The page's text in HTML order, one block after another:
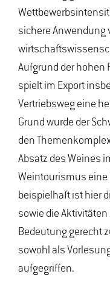
sichere Anwendung
Aufgrund der hohen
spielt im Export
Vertriebsweg eine
Grund wurde der
den
Absatz des Weines
Weintourismus eine
beispielhaft ist hier
sowie die Aktivitäten
Bedeutung gerecht
sowohl als
aufgegriffen.